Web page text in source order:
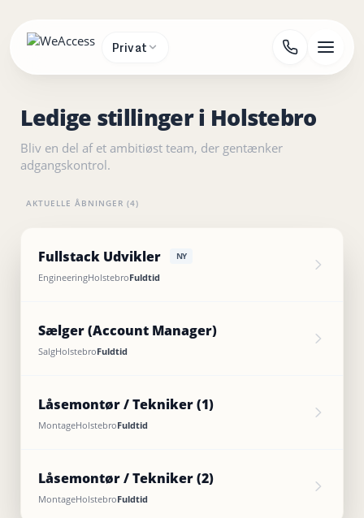
indholdet
Privat
Ledige stillinger i Holstebro
Bliv en del af et ambitiøst team, der gentænker
adgangskontrol.
AKTUELLE ÅBNINGER (4)
Fullstack Udvikler NY
EngineeringHolstebroFuldtid
Sælger (Account Manager)
SalgHolstebroFuldtid
Låsemontør / Tekniker (1)
MontageHolstebroFuldtid
Låsemontør / Tekniker (2)
MontageHolstebroFuldtid